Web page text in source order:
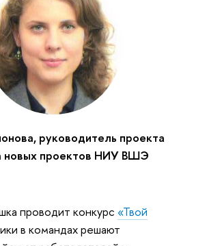
руководитель проекта
новых проектов НИУ ВШЭ
проводит конкурс «Твой
в командах решают